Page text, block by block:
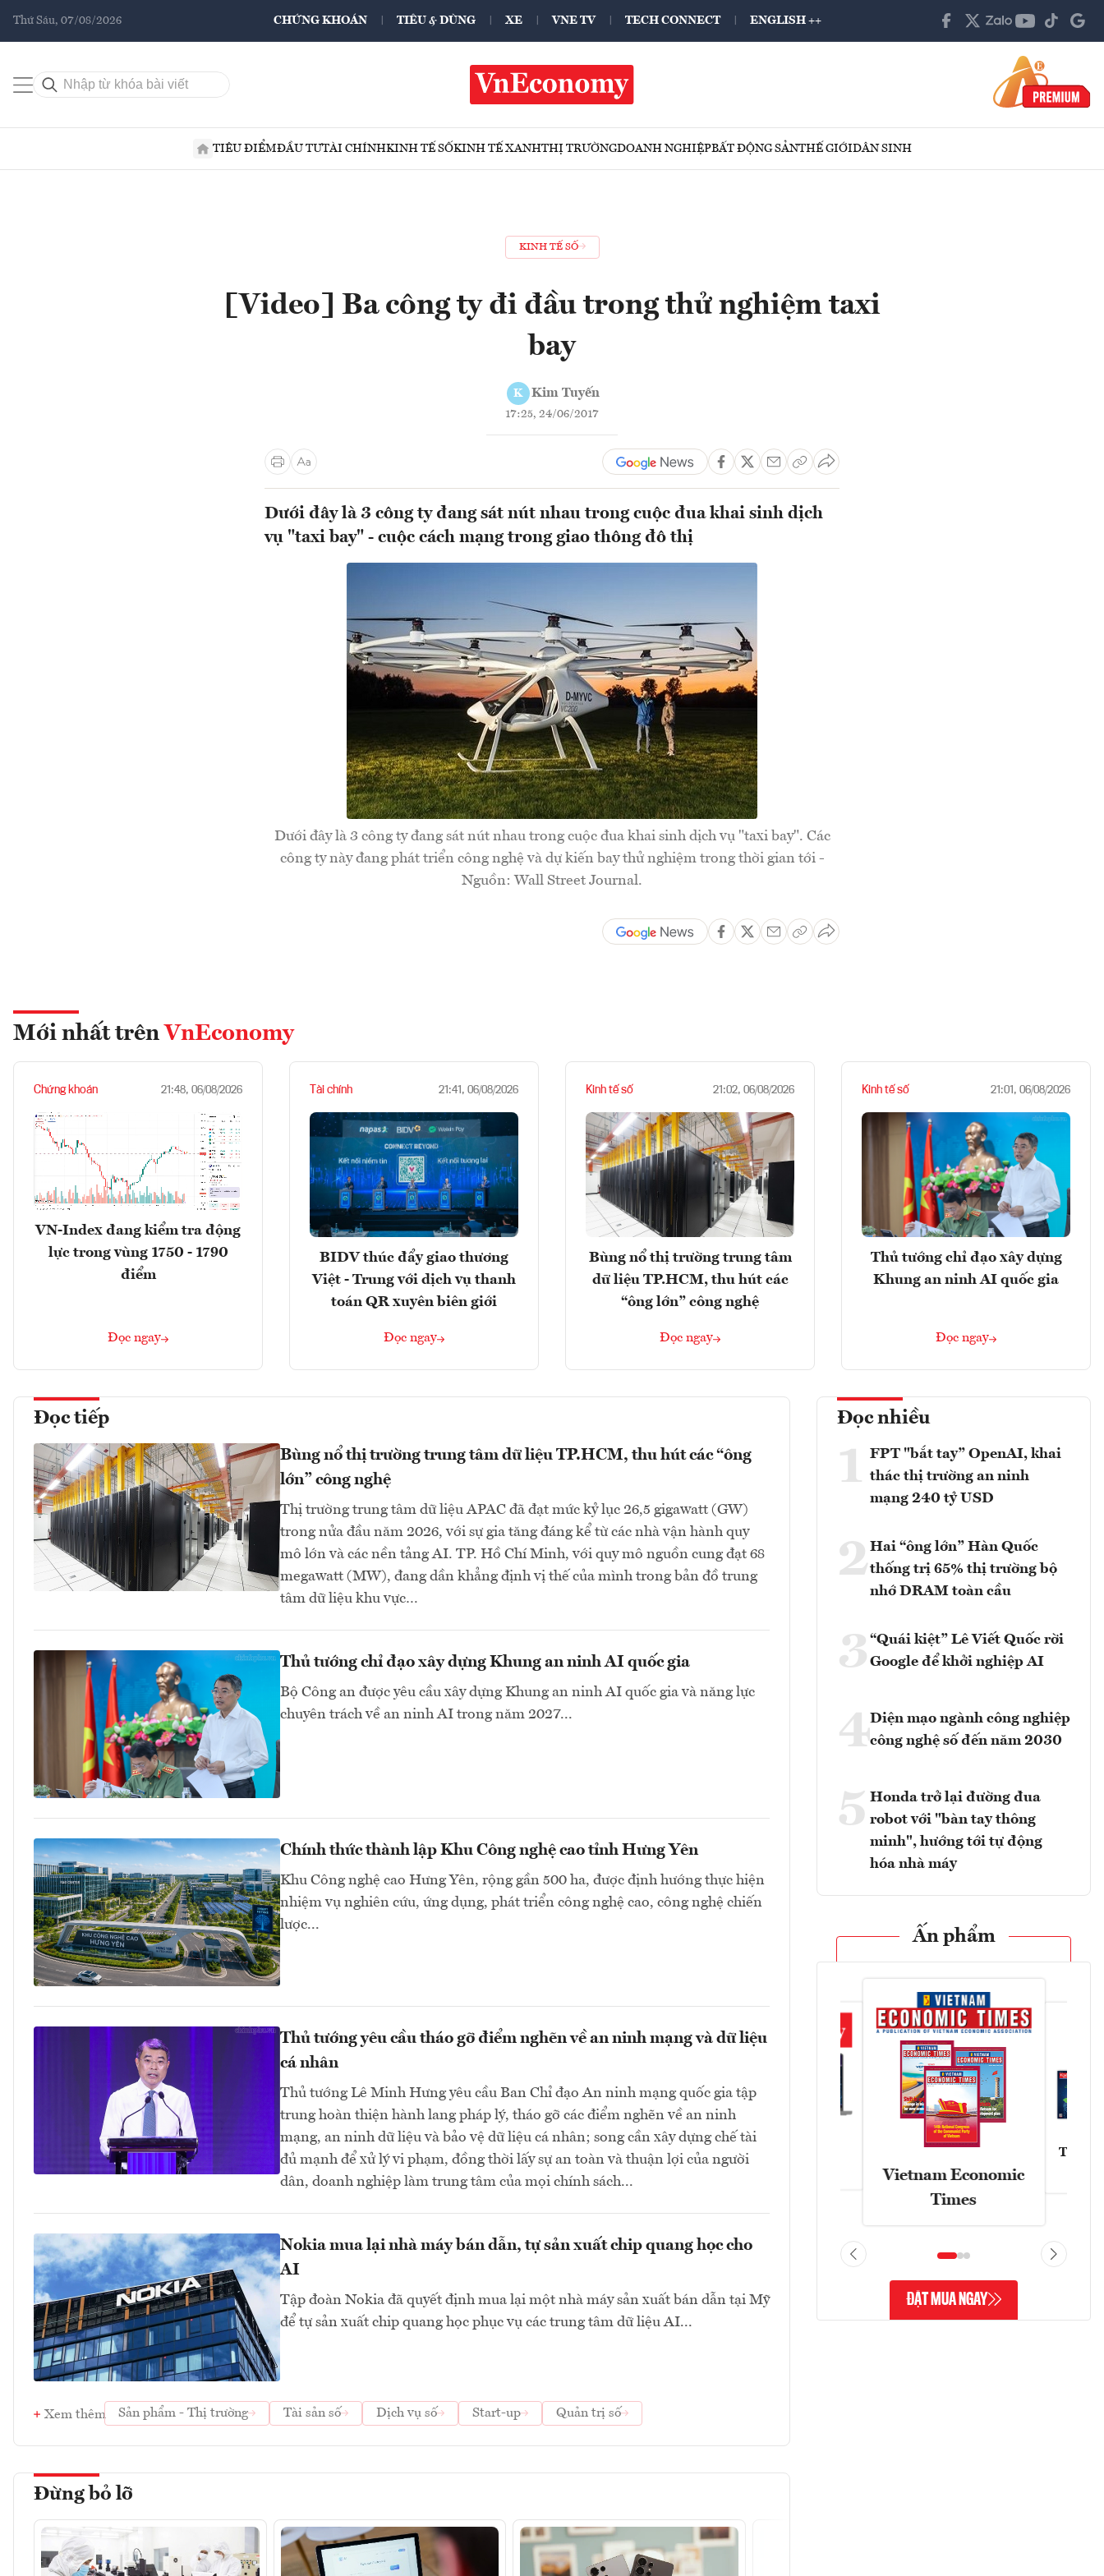
Thứ Sáu, 07/08/2026 CHỨNG KHOÁN TIÊU & DÙNG XE VNE TV TECH CONNECT ENGLISH ++
TIÊU ĐIỂMĐẦU TƯTÀI CHÍNHKINH TẾ SỐKINH TẾ XANHTHỊ TRƯỜNGDOANH NGHIỆPBẤT ĐỘNG SẢNTHẾ GIỚIDÂN SINH
KINH TẾ SỐ
[Video] Ba công ty đi đầu trong thử nghiệm taxi
bay
K Kim Tuyến
17:25, 24/06/2017
Dưới đây là 3 công ty đang sát nút nhau trong cuộc đua khai sinh dịch
vụ "taxi bay" - cuộc cách mạng trong giao thông đô thị
Dưới đây là 3 công ty đang sát nút nhau trong cuộc đua khai sinh dịch vụ "taxi bay". Các
công ty này đang phát triển công nghệ và dự kiến bay thử nghiệm trong thời gian tới -
Nguồn: Wall Street Journal.
Mới nhất trên VnEconomy
Chứng khoán 21:48, 06/08/2026
VN-Index đang kiểm tra động
lực trong vùng 1750 - 1790
điểm
Đọc ngay
Tài chính 21:41, 06/08/2026
BIDV thúc đẩy giao thương
Việt - Trung với dịch vụ thanh
toán QR xuyên biên giới
Đọc ngay
Kinh tế số 21:02, 06/08/2026
Bùng nổ thị trường trung tâm
dữ liệu TP.HCM, thu hút các
“ông lớn” công nghệ
Đọc ngay
Kinh tế số 21:01, 06/08/2026
Thủ tướng chỉ đạo xây dựng
Khung an ninh AI quốc gia
Đọc ngay
Đọc tiếp
Bùng nổ thị trường trung tâm dữ liệu TP.HCM, thu hút các “ông
lớn” công nghệ
Thị trường trung tâm dữ liệu APAC đã đạt mức kỷ lục 26,5 gigawatt (GW)
trong nửa đầu năm 2026, với sự gia tăng đáng kể từ các nhà vận hành quy
mô lớn và các nền tảng AI. TP. Hồ Chí Minh, với quy mô nguồn cung đạt 68
megawatt (MW), đang dần khẳng định vị thế của mình trong bản đồ trung
tâm dữ liệu khu vực…
Thủ tướng chỉ đạo xây dựng Khung an ninh AI quốc gia
Bộ Công an được yêu cầu xây dựng Khung an ninh AI quốc gia và năng lực
chuyên trách về an ninh AI trong năm 2027...
Chính thức thành lập Khu Công nghệ cao tỉnh Hưng Yên
Khu Công nghệ cao Hưng Yên, rộng gần 500 ha, được định hướng thực hiện
nhiệm vụ nghiên cứu, ứng dụng, phát triển công nghệ cao, công nghệ chiến
lược...
Thủ tướng yêu cầu tháo gỡ điểm nghẽn về an ninh mạng và dữ liệu
cá nhân
Thủ tướng Lê Minh Hưng yêu cầu Ban Chỉ đạo An ninh mạng quốc gia tập
trung hoàn thiện hành lang pháp lý, tháo gỡ các điểm nghẽn về an ninh
mạng, an ninh dữ liệu và bảo vệ dữ liệu cá nhân; song cần xây dựng chế tài
đủ mạnh để xử lý vi phạm, đồng thời lấy sự an toàn và thuận lợi của người
dân, doanh nghiệp làm trung tâm của mọi chính sách...
Nokia mua lại nhà máy bán dẫn, tự sản xuất chip quang học cho
AI
Tập đoàn Nokia đã quyết định mua lại một nhà máy sản xuất bán dẫn tại Mỹ
để tự sản xuất chip quang học phục vụ các trung tâm dữ liệu AI...
Xem thêm Sản phẩm - Thị trường Tài sản số Dịch vụ số Start-up Quản trị số
Đừng bỏ lỡ
Đọc nhiều
1 FPT "bắt tay” OpenAI, khai
thác thị trường an ninh
mạng 240 tỷ USD
2Hai “ông lớn” Hàn Quốc
thống trị 65% thị trường bộ
nhớ DRAM toàn cầu
3 “Quái kiệt” Lê Viết Quốc rời
Google để khởi nghiệp AI
4Diện mạo ngành công nghiệp
công nghệ số đến năm 2030
5 Honda trở lại đường đua
robot với "bàn tay thông
minh", hướng tới tự động
hóa nhà máy
Ấn phẩm
Vietnam Economic
Times
Tạp
ĐẶT MUA NGAY